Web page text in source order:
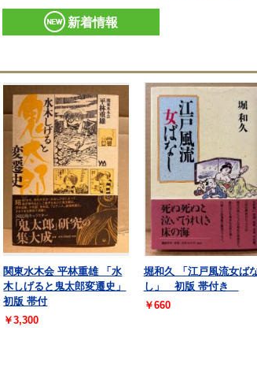
新着情報
関東水木会 平林重雄 「水
木しげると鬼太郎変遷史」
初版 帯付
￥3,300
堀和久 「江戸風流女ば
し」 初版 帯付き
￥660